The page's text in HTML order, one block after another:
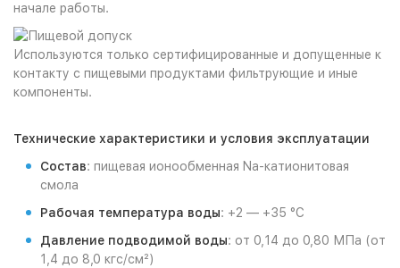
начале работы.
Используются только сертифицированные и допущенные к
контакту с пищевыми продуктами фильтрующие и иные
компоненты.
Технические характеристики и условия эксплуатации
Состав: пищевая ионообменная Na-катионитовая
смола
Рабочая температура воды: +2 — +35 °С
Давление подводимой воды: от 0,14 до 0,80 МПа (от
1,4 до 8,0 кгс/см²)